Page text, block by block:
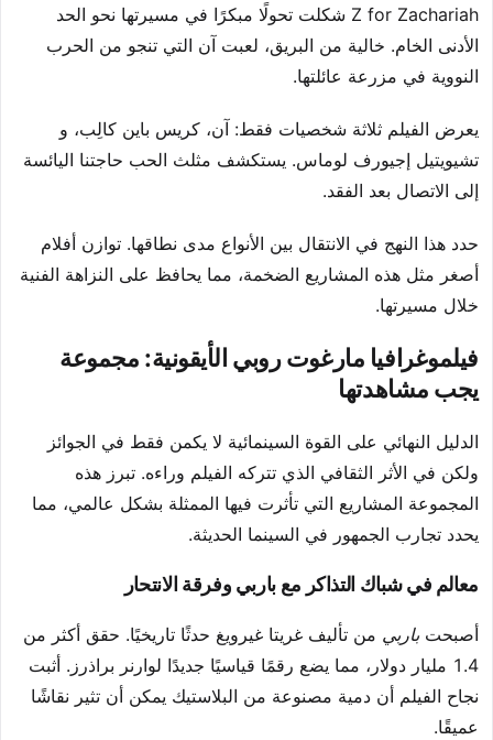
Z for Zachariah شكلت تحولًا مبكرًا في مسيرتها نحو الحد
الأدنى الخام. خالية من البريق، لعبت آن التي تنجو من الحرب
النووية في مزرعة عائلتها.
يعرض الفيلم ثلاثة شخصيات فقط: آن، كريس باين كالِب، و
تشيويتيل إجيورف لوماس. يستكشف مثلث الحب حاجتنا اليائسة
إلى الاتصال بعد الفقد.
حدد هذا النهج في الانتقال بين الأنواع مدى نطاقها. توازن أفلام
أصغر مثل هذه المشاريع الضخمة، مما يحافظ على النزاهة الفنية
خلال مسيرتها.
فيلموغرافيا مارغوت روبي الأيقونية: مجموعة
يجب مشاهدتها
الدليل النهائي على القوة السينمائية لا يكمن فقط في الجوائز
ولكن في الأثر الثقافي الذي تتركه الفيلم وراءه. تبرز هذه
المجموعة المشاريع التي تأثرت فيها الممثلة بشكل عالمي، مما
يحدد تجارب الجمهور في السينما الحديثة.
معالم في شباك التذاكر مع باربي وفرقة الانتحار
أصبحت باربي من تأليف غريتا غيرويغ حدثًا تاريخيًا. حقق أكثر من
1.4 مليار دولار، مما يضع رقمًا قياسيًا جديدًا لوارنر براذرز. أثبت
نجاح الفيلم أن دمية مصنوعة من البلاستيك يمكن أن تثير نقاشًا
عميقًا.